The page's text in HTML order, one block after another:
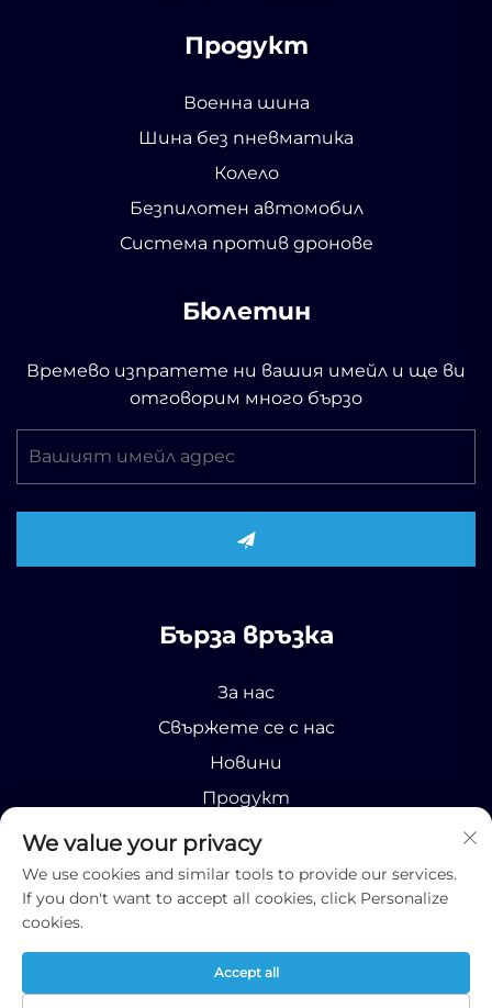
Продукт
Военна шина
Шина без пневматика
Колело
Безпилотен автомобил
Система против дронове
Бюлетин
Времево изпратете ни вашия имейл и ще ви
отговорим много бързо
Бърза връзка
За нас
Свържете се с нас
Новини
Продукт
Политика за поверителност
We value your privacy
We use cookies and similar tools to provide our services.
If you don't want to accept all cookies, click Personalize
cookies.
Accept all